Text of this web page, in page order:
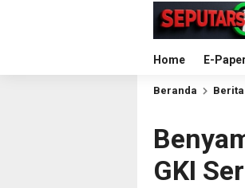
Home E-Paper
Beranda Berita
GKI